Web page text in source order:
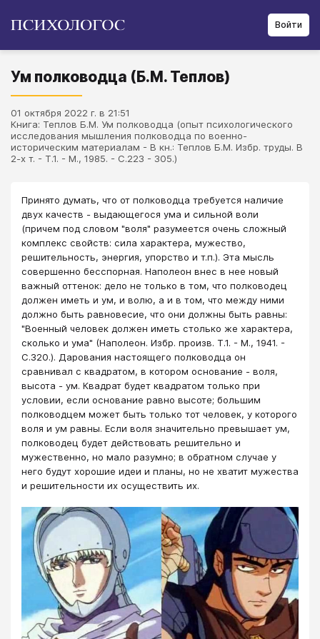
Войти
Ум полководца (Б.М. Теплов)
01 октября 2022 г. в 21:51
Книга: Теплов Б.М. Ум полководца (опыт психологического
исследования мышления полководца по военно-
историческим материалам - В кн.: Теплов Б.М. Избр. труды. В
2-х т. - Т.1. - М., 1985. - С.223 - 305.)
Принято думать, что от полководца требуется наличие
двух качеств - выдающегося ума и сильной воли
(причем под словом "воля" разумеется очень сложный
комплекс свойств: сила характера, мужество,
решительность, энергия, упорство и т.п.). Эта мысль
совершенно бесспорная. Наполеон внес в нее новый
важный оттенок: дело не только в том, что полководец
должен иметь и ум, и волю, а и в том, что между ними
должно быть равновесие, что они должны быть равны:
"Военный человек должен иметь столько же характера,
сколько и ума" (Наполеон. Избр. произв. Т.1. - М., 1941. -
С.320.). Дарования настоящего полководца он
сравнивал с квадратом, в котором основание - воля,
высота - ум. Квадрат будет квадратом только при
условии, если основание равно высоте; большим
полководцем может быть только тот человек, у которого
воля и ум равны. Если воля значительно превышает ум,
полководец будет действовать решительно и
мужественно, но мало разумно; в обратном случае у
него будут хорошие идеи и планы, но не хватит мужества
и решительности их осуществить их.